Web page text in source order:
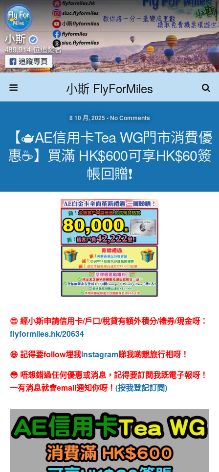
小斯 FlyForMiles
8 10 月, 2025 • No Comments
【🫖AE信用卡Tea WG門市消費優
惠☕️】買滿 HK$600可享HK$60簽
帳回贈❗
😍 經小斯申請信用卡/戶口/稅貸有額外積分/禮券/現金呀：
flyformiles.hk/20634
😆 記得要follow埋我Instagram睇我啲靚旅行相呀！
😳 唔想錯過任何優惠或消息，記得要訂閱我既電子報呀！
一有消息就會email通知你呀！ (按我登記訂閱)